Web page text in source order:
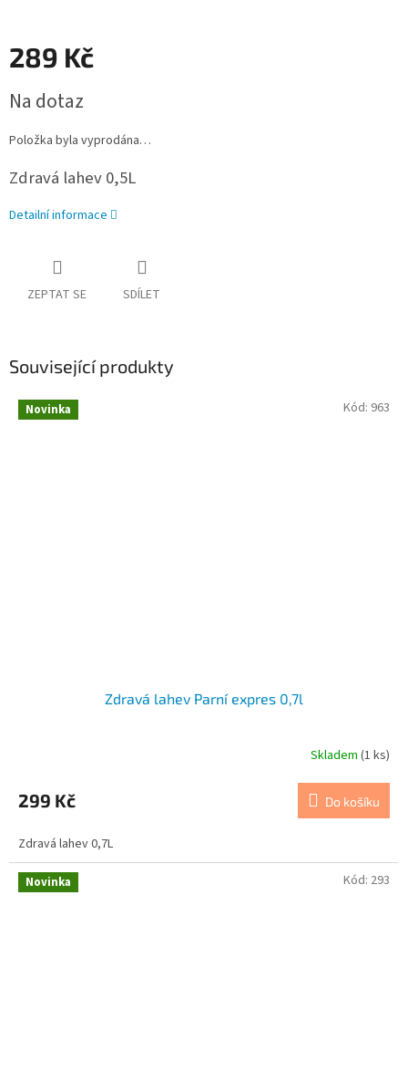
289 Kč
cena:
Na dotaz
Položka byla vyprodána…
Zdravá lahev 0,5L
Detailní informace
ZEPTAT SE SDÍLET
Související produkty
Novinka
Zdravá lahev Parní expres 0,7l
Skladem (1 ks)
299 Kč Do košíku
Zdravá lahev 0,7L
Kód: 963
Novinka Kód: 293